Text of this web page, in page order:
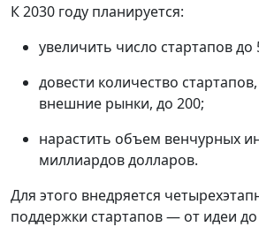
К 2030 году планируется:
увеличить число стартапов до
довести количество
внешние рынки, до 200;
нарастить объем венчурных
миллиардов долларов.
Для этого внедряется
поддержки стартапов — от идеи до